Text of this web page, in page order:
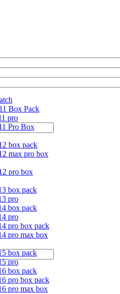
Box Pack
pro
Pro Box
box pack
max pro box
pro box
box pack
pro
box pack
pro
pro box pack
pro max box
box pack
pro
box pack
pro box pack
pro max box